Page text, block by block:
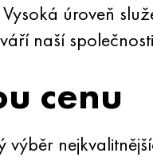
úroveň
naší
cenu